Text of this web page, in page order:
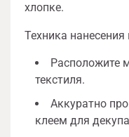
хлопке.
Техника нанесения
Расположите
текстиля.
Аккуратно
клеем для